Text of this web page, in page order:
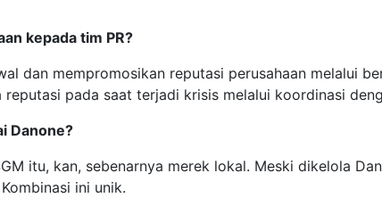
kepada tim PR?
dan mempromosikan reputasi perusahaan melalui
pada saat terjadi krisis melalui koordinasi
Danone?
itu, kan, sebenarnya merek lokal. Meski dikelola
ini unik.